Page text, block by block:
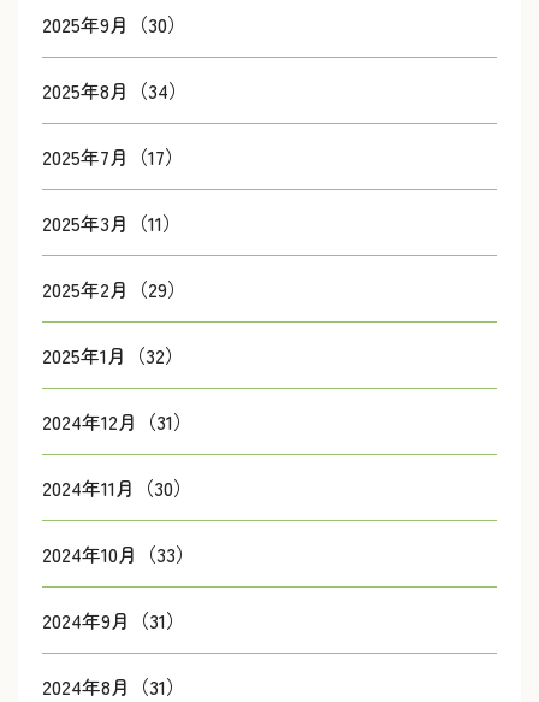
2025年9月（30）
2025年8月（34）
2025年7月（17）
2025年3月（11）
2025年2月（29）
2025年1月（32）
2024年12月（31）
2024年11月（30）
2024年10月（33）
2024年9月（31）
2024年8月（31）